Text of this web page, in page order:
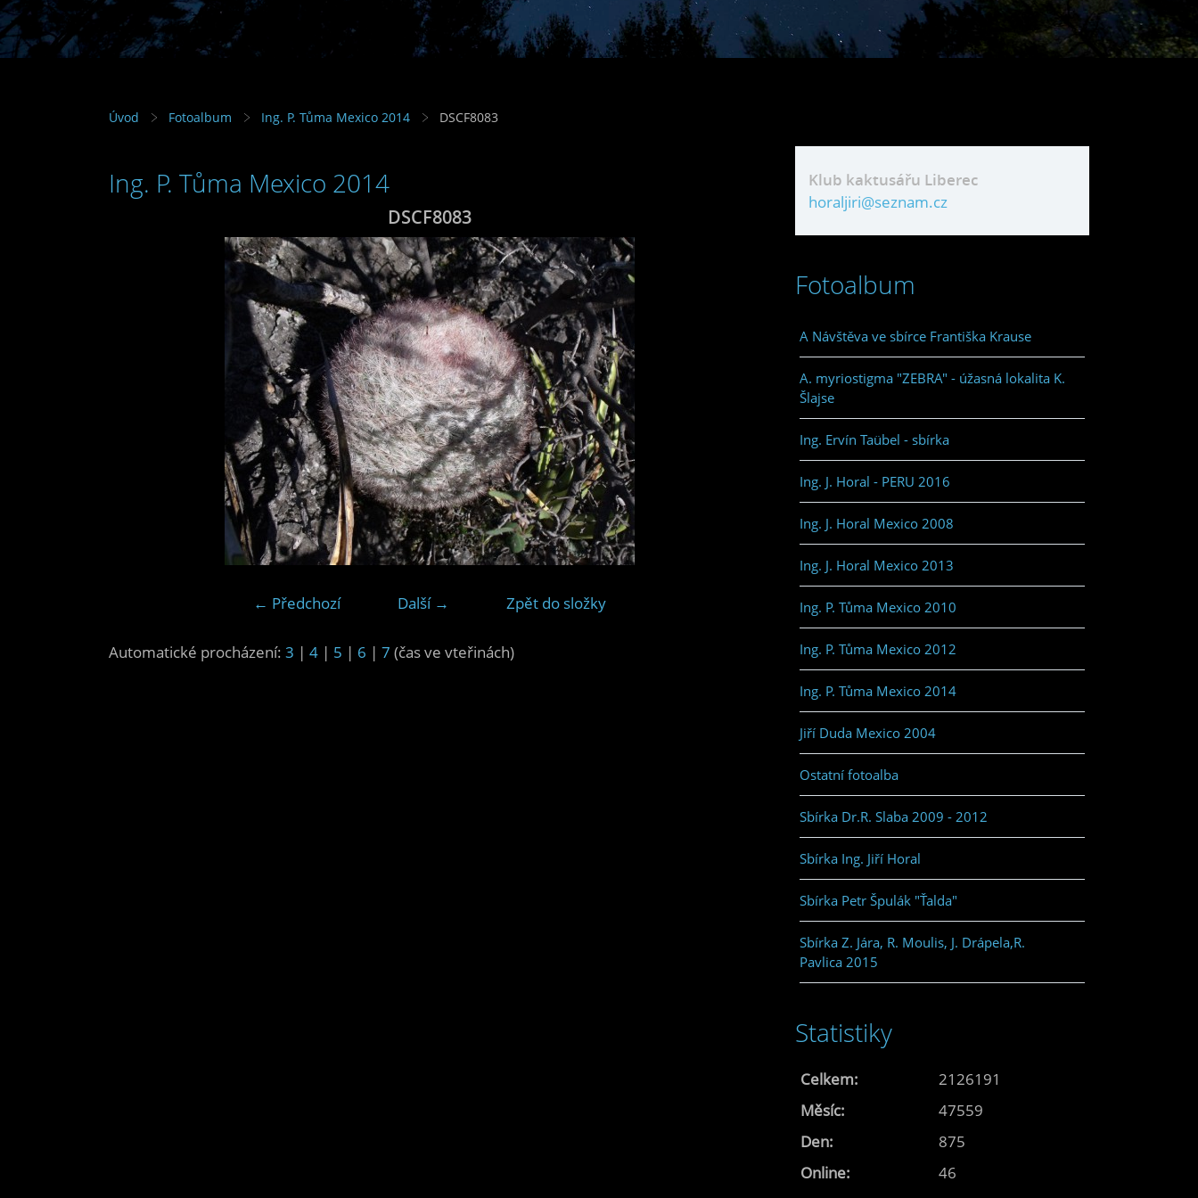
Úvod Fotoalbum Ing. P. Tůma Mexico 2014 DSCF8083
Ing. P. Tůma Mexico 2014
DSCF8083
← Předchozí Další → Zpět do složky
Automatické procházení: 3 | 4 | 5 | 6 | 7 (čas ve vteřinách)
Klub kaktusářu Liberec
horaljiri@seznam.cz
Fotoalbum
A Návštěva ve sbírce Františka Krause
A. myriostigma "ZEBRA" - úžasná lokalita K.
Šlajse
Ing. Ervín Taübel - sbírka
Ing. J. Horal - PERU 2016
Ing. J. Horal Mexico 2008
Ing. J. Horal Mexico 2013
Ing. P. Tůma Mexico 2010
Ing. P. Tůma Mexico 2012
Ing. P. Tůma Mexico 2014
Jiří Duda Mexico 2004
Ostatní fotoalba
Sbírka Dr.R. Slaba 2009 - 2012
Sbírka Ing. Jiří Horal
Sbírka Petr Špulák "Ťalda"
Sbírka Z. Jára, R. Moulis, J. Drápela,R.
Pavlica 2015
Statistiky
Online: 46
Celkem:
2126191
Měsíc:
47559
Den:
875